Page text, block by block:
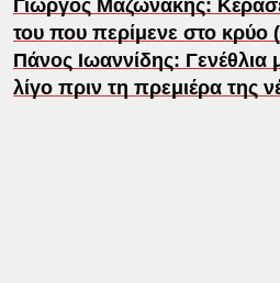
Γιώργος Μαζωνάκης:
του που περίμενε στο κρύο
Πάνος Ιωαννίδης:
λίγο πριν τη πρεμιέρα της